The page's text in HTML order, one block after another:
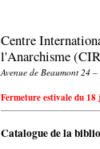
Centre
l'Anarchisme
Avenue de Beaumont 24
Fermeture estivale du
Catalogue de la